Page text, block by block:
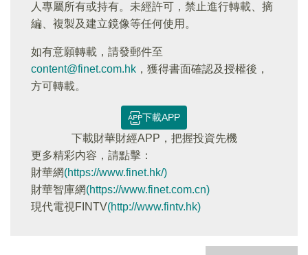
人專屬所有或持有。未經許可，禁止進行轉載、摘
編、複製及建立鏡像等任何使用。
如有意願轉載，請發郵件至
content@finet.com.hk ，獲得書面確認及授權後，
方可轉載。
下載APP
下載財華財經APP，把握投資先機
更多精彩内容，請點擊：
財華網(https://www.finet.hk/)
財華智庫網(https://www.finet.com.cn)
現代電視FINTV(http://www.fintv.hk)